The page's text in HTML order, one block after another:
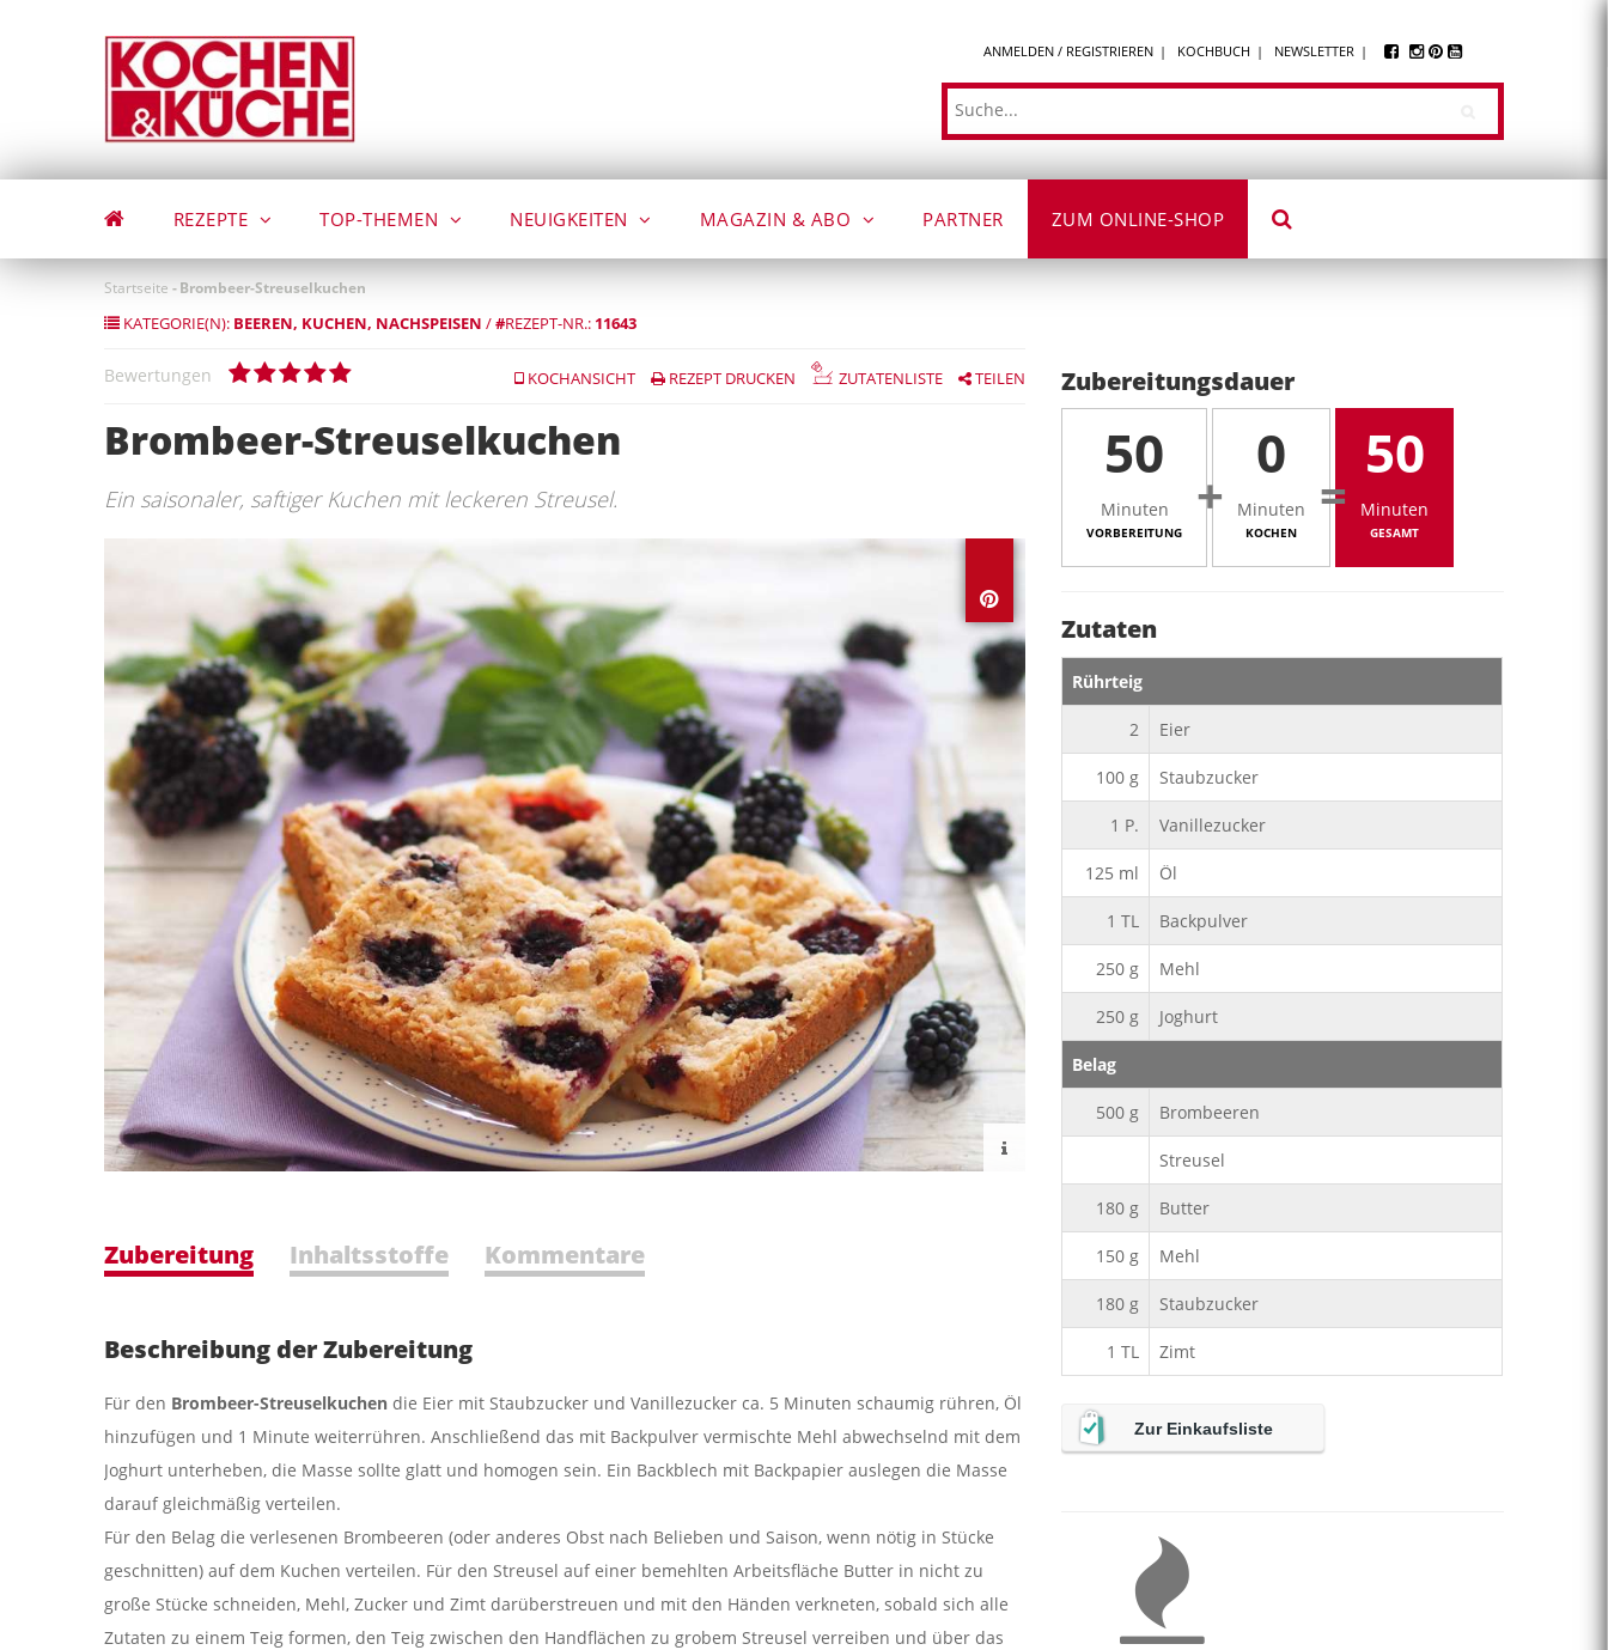
ANMELDEN / REGISTRIEREN KOCHBUCH NEWSLETTER
Suche
REZEPTE TOP-THEMEN NEUIGKEITEN MAGAZIN & ABO PARTNER ZUM ONLINE-SHOP
Startseite -Brombeer-Streuselkuchen
KATEGORIE(N): BEEREN KUCHEN NACHSPEISEN /#REZEPT-NR.: 11643
Bewertungen KOCHANSICHT REZEPT DRUCKEN ZUTATENLISTE TEILEN
Brombeer-Streuselkuchen
Ein saisonaler, saftiger Kuchen mit leckeren Streusel.
Zubereitung Inhaltsstoffe Kommentare
Beschreibung der Zubereitung
Für den Brombeer-Streuselkuchen die Eier mit Staubzucker und Vanillezucker ca. 5 Minuten schaumig rühren, Öl
hinzufügen und 1 Minute weiterrühren. Anschließend das mit Backpulver vermischte Mehl abwechselnd mit dem
Joghurt unterheben, die Masse sollte glatt und homogen sein. Ein Backblech mit Backpapier auslegen die Masse
darauf gleichmäßig verteilen.
Für den Belag die verlesenen Brombeeren (oder anderes Obst nach Belieben und Saison, wenn nötig in Stücke
geschnitten) auf dem Kuchen verteilen. Für den Streusel auf einer bemehlten Arbeitsfläche Butter in nicht zu
große Stücke schneiden, Mehl, Zucker und Zimt darüberstreuen und mit den Händen verkneten, sobald sich alle
Zutaten zu einem Teig formen, den Teig zwischen den Handflächen zu grobem Streusel verreiben und über das
Zubereitungsdauer
50
Minuten
VORBEREITUNG
+
0
Minuten
KOCHEN
=
50
Minuten
GESAMT
Zutaten
Rührteig
2 Eier
100 g Staubzucker
1 P. Vanillezucker
125 ml Öl
1 TL Backpulver
250 g Mehl
250 g Joghurt
Belag
500 g Brombeeren
Streusel
180 g Butter
150 g Mehl
180 g Staubzucker
1 TL Zimt
Zur Einkaufsliste